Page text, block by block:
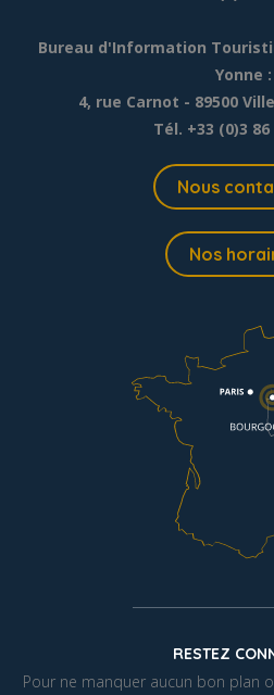
Bureau d'Information
Yonne :
4, rue Carnot - 89500
Tél. +33 (0)3 86
Nous
Nos
RESTEZ
Pour ne manquer aucun bon plan